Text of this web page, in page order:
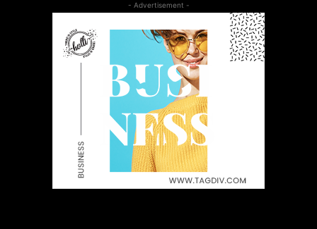
- Advertisement -